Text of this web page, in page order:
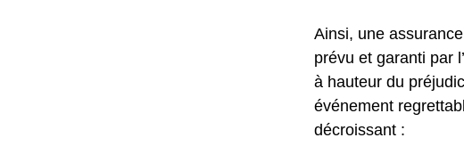
Ainsi, une
prévu et garanti par
à hauteur du
événement
décroissant :